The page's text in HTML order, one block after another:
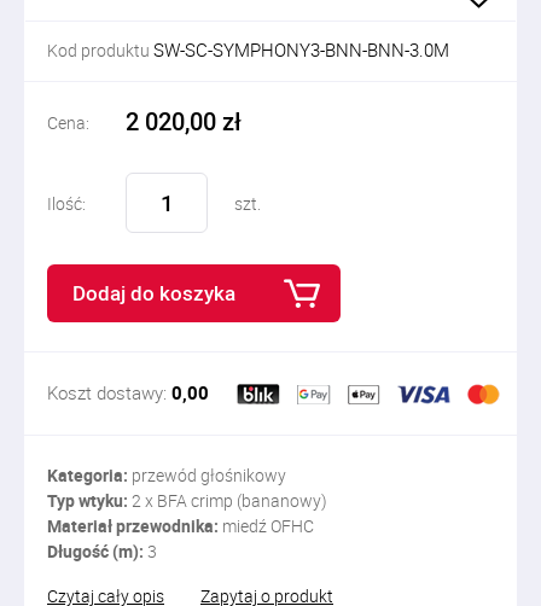
Kod produktu SW-SC-SYMPHONY3-BNN-BNN-3.0M
Cena: 2 020,00 zł
Ilość: szt.
Dodaj do koszyka
Koszt dostawy: 0,00
Kategoria: przewód głośnikowy
Typ wtyku: 2 x BFA crimp (bananowy)
Materiał przewodnika: miedź OFHC
Długość (m): 3
Czytaj cały opis
Zapytaj o produkt